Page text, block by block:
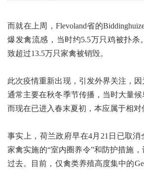
而就在上周，Flevoland省的
爆发禽流感，当时约5.5万只鸡被扑杀
致超过13.5万只家禽被销毁。
此次疫情重新出现，引发外界关注，
通常主要在秋冬季节传播，当时大量候
而现在已进入春末夏初，本应属于相对
事实上，荷兰政府早在4月21日已取
家禽实施的“室内圈养令”和防护措施
过去。目前，仅禽类养殖高度集中的